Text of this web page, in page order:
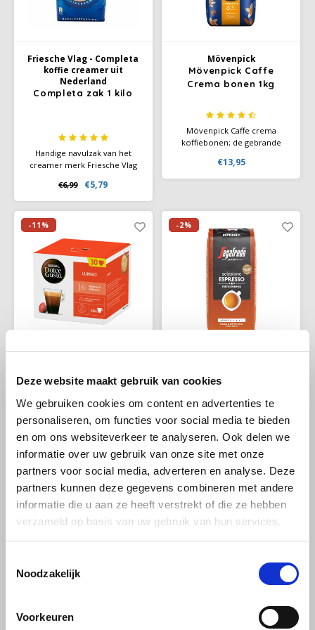
Deze website maakt gebruik van cookies
We gebruiken cookies om content en advertenties te
personaliseren, om functies voor social media te bieden
en om ons websiteverkeer te analyseren. Ook delen we
informatie over uw gebruik van onze site met onze
partners voor social media, adverteren en analyse. Deze
partners kunnen deze gegevens combineren met andere
informatie die u aan ze heeft verstrekt of die ze hebben
verzameld op basis van uw gebruik van hun services.
Noodzakelijk
Voorkeuren
Friesche Vlag - Completa
koffie creamer uit
Nederland
Completa zak 1 kilo
Handige navulzak van het
creamer merk Friesche Vlag
Completa geeft je koffie een
volle romige smaak met
behoud van de krachtige
koffiesmaak. Bovendien blijft
je koffie lekker op
temperatuur.
€6,99 €5,79
Mövenpick
Mövenpick Caffe
Crema bonen 1kg
Mövenpick Caffe crema
koffiebonen; de gebrande
heerlijk koffie genot met een
fluweelzachte cremalaag.
€13,95
-11%
Dolce Gusto Lungo XL
De populaire Lungo is een
intense volle medium-dark
roast koffie met krachtige
aroma's en een rijke
cremalaag. Ervaar de
met een subtiele hint van
zwarte bessen.
€8,99 €7,99
-2%
Segafredo Selezione
1kg
Nieuwe verpakking, inhoud
exact gelijk gebleven. Een
Robusta bonen uit Brazilië,
Costa Rica, Colombia en
rood fruit, kruiden en vanille
komen samen met smaken
€14,85 €14,49
-5% -7%